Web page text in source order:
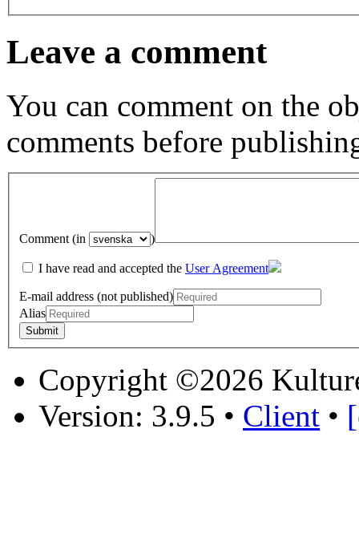
Leave a comment
You can comment on the
comments before
Comment (in )
I have read and accepted the User Agreement
E-mail address (not published)
Alias
Copyright ©2026
Version: 3.9.5 • Client •